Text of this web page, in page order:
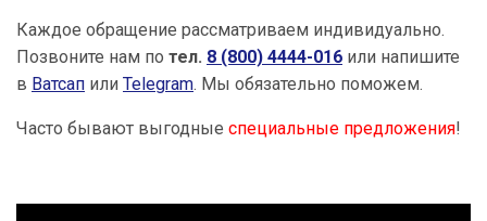
Каждое обращение рассматриваем индивидуально.
Позвоните нам по тел. 8 (800) 4444-016 или напишите
в Ватсап или Telegram. Мы обязательно поможем.
Часто бывают выгодные специальные предложения!